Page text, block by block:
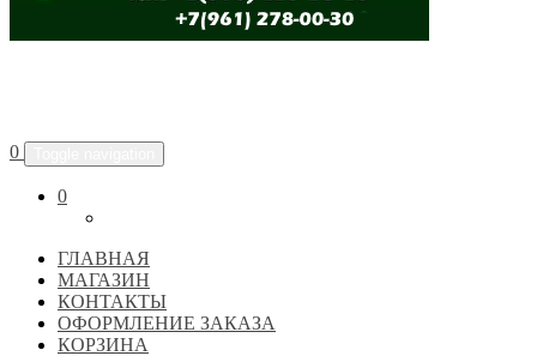
0
0
ГЛАВНАЯ
МАГАЗИН
КОНТАКТЫ
ОФОРМЛЕНИЕ ЗАКАЗА
КОРЗИНА